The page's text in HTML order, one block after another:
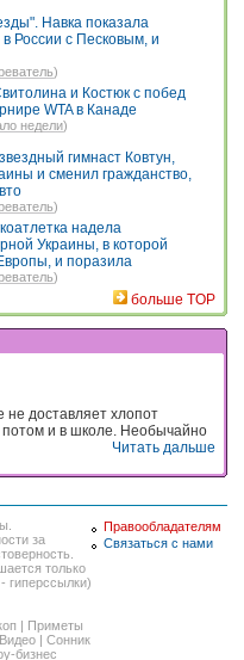
Навка показала
России с Песковым, и
)
и Костюк с побед
WTA в Канаде
недели)
гимнаст Ковтун,
и сменил гражданство,
)
надела
Украины, в которой
и поразила
)
больше TOP
не доставляет хлопот
потом и в школе. Необычайно
Читать дальше
за
только
гиперссылки)
Приметы
Видео
Сонник
бизнес
Правообладателям
Связаться с нами